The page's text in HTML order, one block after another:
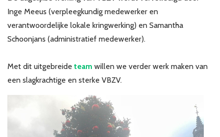
Inge Meeus (verpleegkundig medewerker en
verantwoordelijke lokale kringwerking) en Samantha
Schoonjans (administratief medewerker).
Met dit uitgebreide team willen we verder werk maken van
een slagkrachtige en sterke VBZV.